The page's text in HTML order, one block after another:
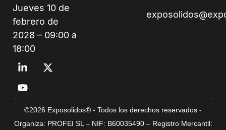
Jueves 10 de
febrero de
2028 – 09:00 a
18:00
©2026 Exposolidos® - Todos los derechos reservados -
Organiza: PROFEI SL – NIF: B60035490 – Registro Mercantil: